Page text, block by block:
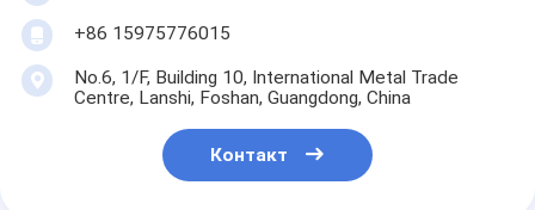
+86 15975776015
No.6, 1/F, Building 10, International Metal Trade
Centre, Lanshi, Foshan, Guangdong, China
Контакт